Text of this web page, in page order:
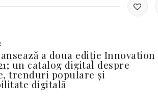
a doua ediție Innovation
un catalog digital despre
trenduri populare și
digitală